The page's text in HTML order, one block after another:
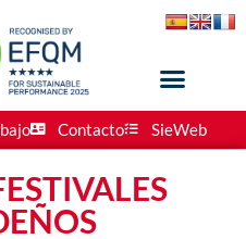
Contacto SieWeb